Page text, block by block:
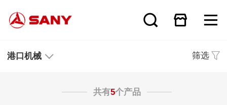
港口机械 筛选
共有5个产品